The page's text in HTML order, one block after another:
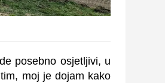
posebno osjetljivi, u
moj je dojam kako